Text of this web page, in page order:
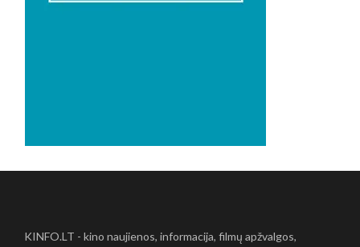
KINFO.LT - kino naujienos, informacija, filmų apžvalgos,